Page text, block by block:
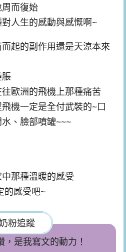
而復始
人生的感動與感慨啊~
起的副作用還是天涼本來
歐洲的飛機上那種痛苦
機一定是全付武裝的~口
、臉部噴罐~~~
那種溫暖的感受
的感受吧~
粉追蹤
，是我寫文的動力！